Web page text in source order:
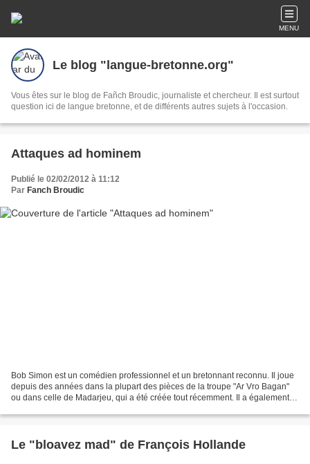
MENU
Le blog "langue-bretonne.org"
Vous êtes sur le blog de Fañch Broudic, journaliste et chercheur. Il est surtout
question ici de langue bretonne, et de différents autres sujets à l'occasion.
Attaques ad hominem
Publié le 02/02/2012 à 11:12
Par Fanch Broudic
Bob Simon est un comédien professionnel et un bretonnant reconnu. Il joue
depuis des années dans la plupart des pièces de la troupe "Ar Vro Bagan"
ou dans celle de Madarjeu, qui a été créée tout récemment. Il a également
Le "bloavez mad" de François Hollande